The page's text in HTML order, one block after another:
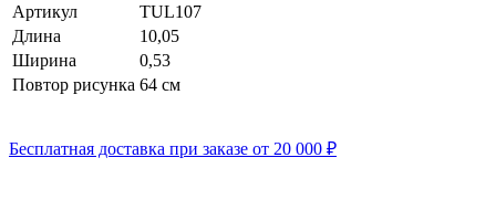
Артикул
TUL107
Длина
10,05
Ширина
0,53
Повтор рисунка 64 см
Бесплатная доставка при заказе от 20 000 ₽